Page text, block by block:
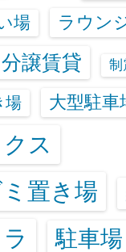
場 ラウン
分譲賃貸 制
場 大型駐車
ス
置き場
駐車場